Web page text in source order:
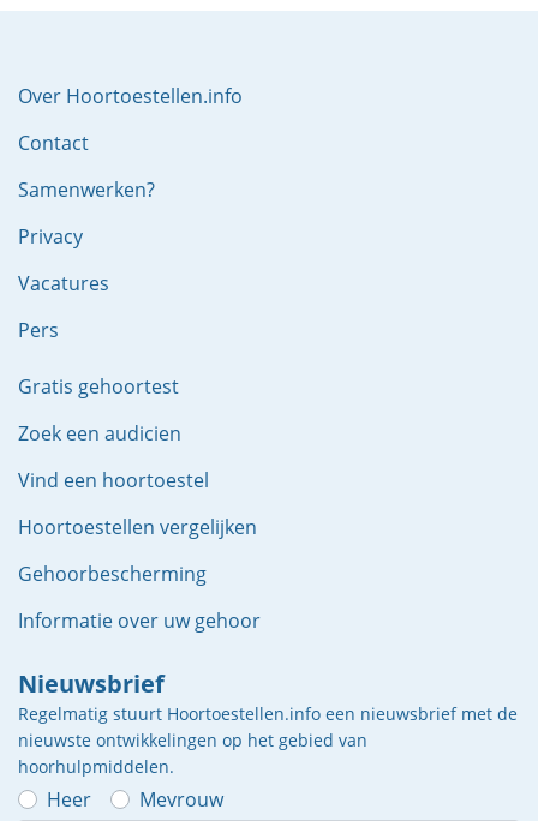
Over Hoortoestellen.info
Contact
Samenwerken?
Privacy
Vacatures
Pers
Gratis gehoortest
Zoek een audicien
Vind een hoortoestel
Hoortoestellen vergelijken
Gehoorbescherming
Informatie over uw gehoor
Nieuwsbrief
Regelmatig stuurt Hoortoestellen.info een nieuwsbrief met de
nieuwste ontwikkelingen op het gebied van
hoorhulpmiddelen.
Heer Mevrouw